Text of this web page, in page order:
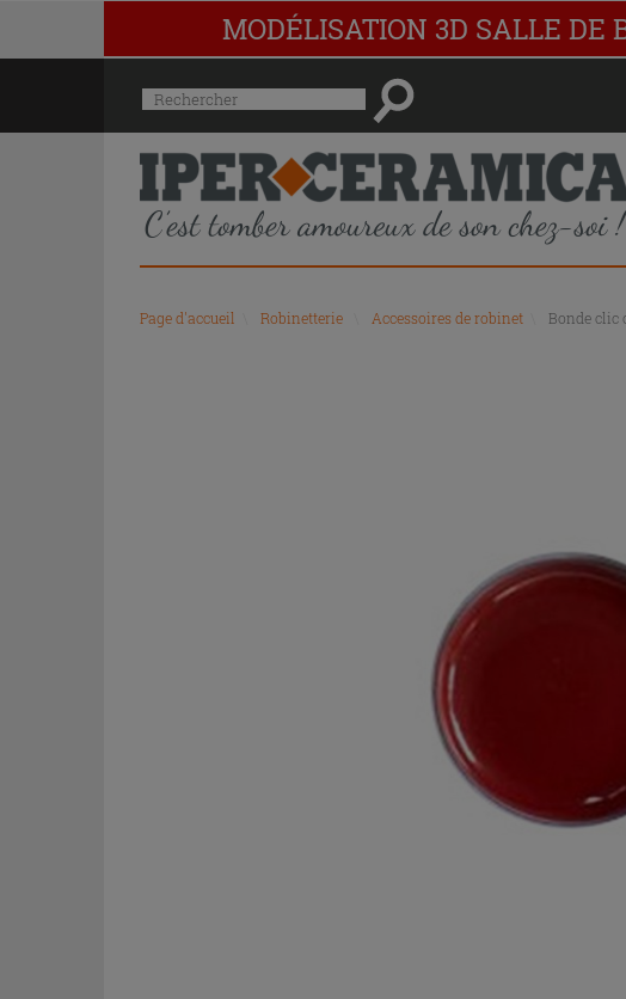
MODÉLISATION 3D SALLE DE
Menu
de
l'historique
des
recherches
et
du
contenu
du
Rechercher
Page d'accueil Robinetterie Accessoires de robinet Bonde clic